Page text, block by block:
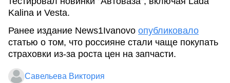
Kalina и Vesta.
Ранее издание News1Ivanovo опубликовало
статью о том, что россияне стали чаще покупать
страховки из-за роста цен на запчасти.
Савельева Виктория